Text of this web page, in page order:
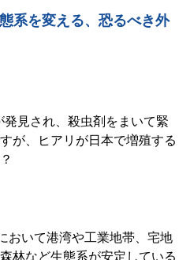
系を変える、恐るべき外
見され、殺虫剤をまいて緊
が、ヒアリが日本で増殖する
おいて港湾や工業地帯、宅地
林など生態系が安定している